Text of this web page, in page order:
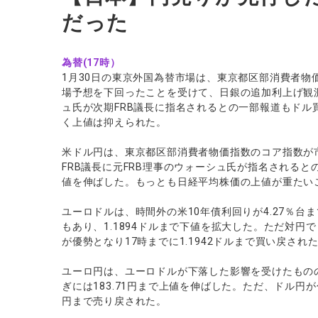
だった
為替(17時）
1月30日の東京外国為替市場は、東京都区部消費者
場予想を下回ったことを受けて、日銀の追加利上げ
ュ氏が次期FRB議長に指名されるとの一部報道もド
く上値は抑えられた。
米ドル円は、東京都区部消費者物価指数のコア指数
FRB議長に元FRB理事のウォーシュ氏が指名される
値を伸ばした。もっとも日経平均株価の上値が重た
ユーロドルは、時間外の米10年債利回りが4.27％台
もあり、1.1894ドルまで下値を拡大した。ただ対円
が優勢となり17時までに1.1942ドルまで買い戻され
ユーロ円は、ユーロドルが下落した影響を受けたも
ぎには183.71円まで上値を伸ばした。ただ、ドル円
円まで売り戻された。